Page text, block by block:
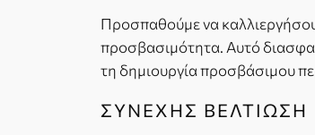
Προσπαθούμε να
προσβασιμότητα. Αυτό
τη δημιουργία προσβάσιμου
ΣΥΝΕΧΗΣ ΒΕΛΤΙΩΣΗ